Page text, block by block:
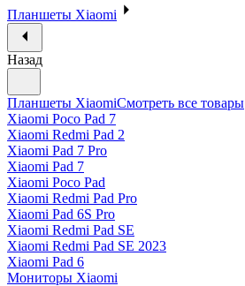
Планшеты Xiaomi
Назад
Планшеты XiaomiСмотреть все товары
Xiaomi Poco Pad 7
Xiaomi Redmi Pad 2
Xiaomi Pad 7 Pro
Xiaomi Pad 7
Xiaomi Poco Pad
Xiaomi Redmi Pad Pro
Xiaomi Pad 6S Pro
Xiaomi Redmi Pad SE
Xiaomi Redmi Pad SE 2023
Xiaomi Pad 6
Мониторы Xiaomi